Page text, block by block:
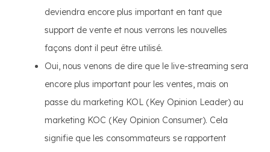
deviendra encore plus important en tant que
support de vente et nous verrons les nouvelles
façons dont il peut être utilisé.
Oui, nous venons de dire que le live-streaming sera
encore plus important pour les ventes, mais on
passe du marketing KOL (Key Opinion Leader) au
marketing KOC (Key Opinion Consumer). Cela
signifie que les consommateurs se rapportent